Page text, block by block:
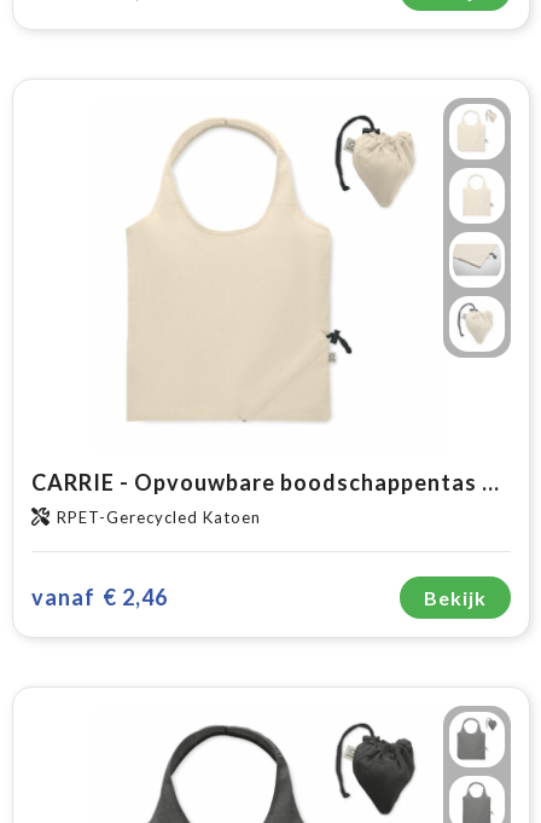
CARRIE - Opvouwbare boodschappentas 140g
RPET-Gerecycled Katoen
vanaf € 2,46 Bekijk